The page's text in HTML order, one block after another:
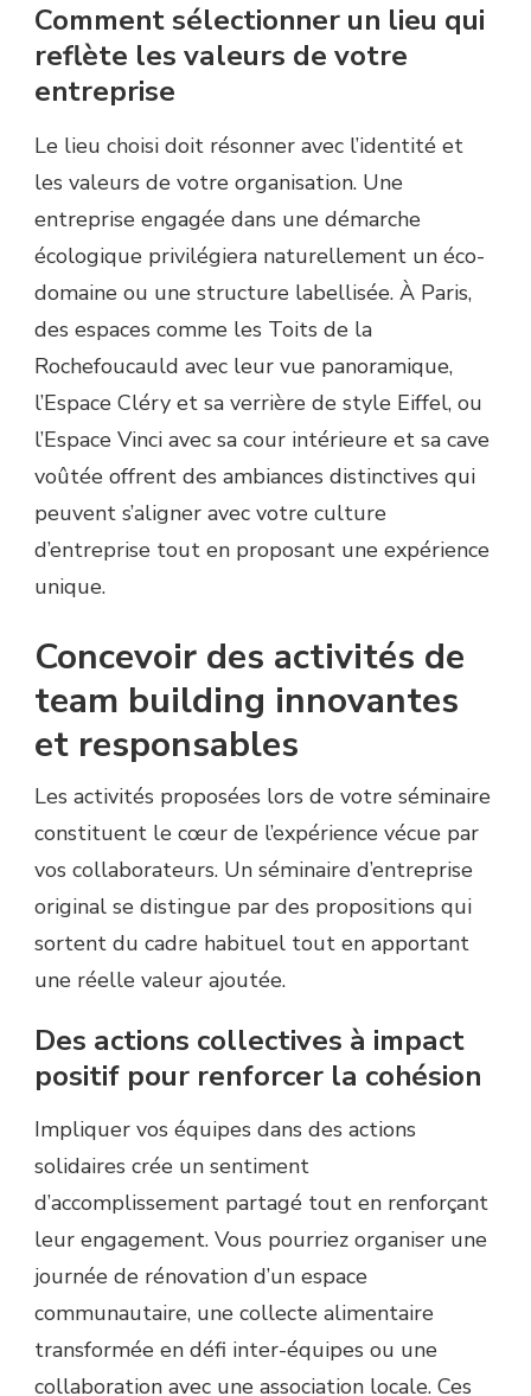
Comment sélectionner un lieu qui
reflète les valeurs de votre
entreprise
Le lieu choisi doit résonner avec l’identité et
les valeurs de votre organisation. Une
entreprise engagée dans une démarche
écologique privilégiera naturellement un éco-
domaine ou une structure labellisée. À Paris,
des espaces comme les Toits de la
Rochefoucauld avec leur vue panoramique,
l’Espace Cléry et sa verrière de style Eiffel, ou
l’Espace Vinci avec sa cour intérieure et sa cave
voûtée offrent des ambiances distinctives qui
peuvent s’aligner avec votre culture
d’entreprise tout en proposant une expérience
unique.
Concevoir des activités de
team building innovantes
et responsables
Les activités proposées lors de votre séminaire
constituent le cœur de l’expérience vécue par
vos collaborateurs. Un séminaire d’entreprise
original se distingue par des propositions qui
sortent du cadre habituel tout en apportant
une réelle valeur ajoutée.
Des actions collectives à impact
positif pour renforcer la cohésion
Impliquer vos équipes dans des actions
solidaires crée un sentiment
d’accomplissement partagé tout en renforçant
leur engagement. Vous pourriez organiser une
journée de rénovation d’un espace
communautaire, une collecte alimentaire
transformée en défi inter-équipes ou une
collaboration avec une association locale. Ces